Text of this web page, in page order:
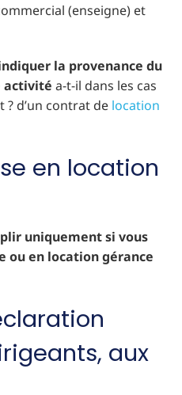
(enseigne) et
la provenance du
activité a-t-il dans les cas
? d’un contrat de location
en location
uniquement si vous
ou en location gérance
aux